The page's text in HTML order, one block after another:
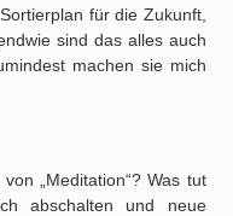
für die Zukunft,
sind das alles auch
machen sie mich
„Meditation“? Was tut
abschalten und neue